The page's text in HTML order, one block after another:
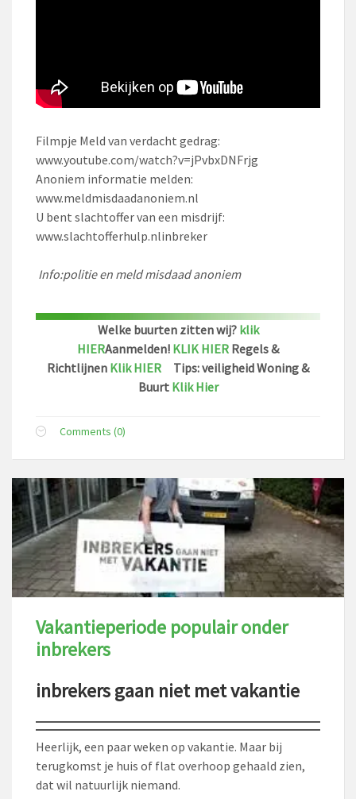
Filmpje Meld van verdacht gedrag:
www.youtube.com/watch?v=jPvbxDNFrjg
Anoniem informatie melden:
www.meldmisdaadanoniem.nl
U bent slachtoffer van een misdrijf:
www.slachtofferhulp.nlinbreker
Info:politie en meld misdaad anoniem
Welke buurten zitten wij? klik
HIERAanmelden! KLIK HIER Regels &
Richtlijnen Klik HIER Tips: veiligheid Woning &
Buurt Klik Hier
Comments (0)
Vakantieperiode populair onder
inbrekers
inbrekers gaan niet met vakantie
Heerlijk, een paar weken op vakantie. Maar bij
terugkomst je huis of flat overhoop gehaald zien,
dat wil natuurlijk niemand.